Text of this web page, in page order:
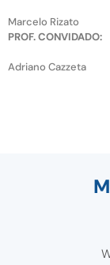
Marcelo Rizato
PROF. CONVIDADO:
Adriano Cazzeta